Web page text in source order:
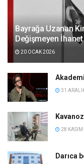
Bayrağa Uzanan
Değişmeyen
20 OCAK 2026
31
28
Darıca